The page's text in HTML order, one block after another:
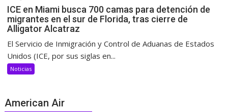
ICE en Miami busca 700 camas para detención de
migrantes en el sur de Florida, tras cierre de
Alligator Alcatraz
El Servicio de Inmigración y Control de Aduanas de Estados
Unidos (ICE, por sus siglas en...
Noticias
American Air